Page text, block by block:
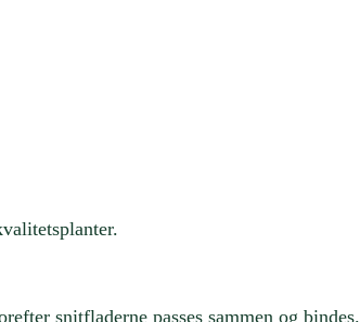
snitfladerne passes sammen og bindes.